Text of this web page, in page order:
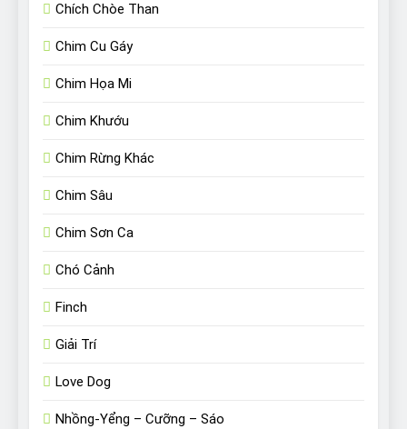
Chích Chòe Than
Chim Cu Gáy
Chim Họa Mi
Chim Khướu
Chim Rừng Khác
Chim Sâu
Chim Sơn Ca
Chó Cảnh
Finch
Giải Trí
Love Dog
Nhồng-Yểng – Cưỡng – Sáo